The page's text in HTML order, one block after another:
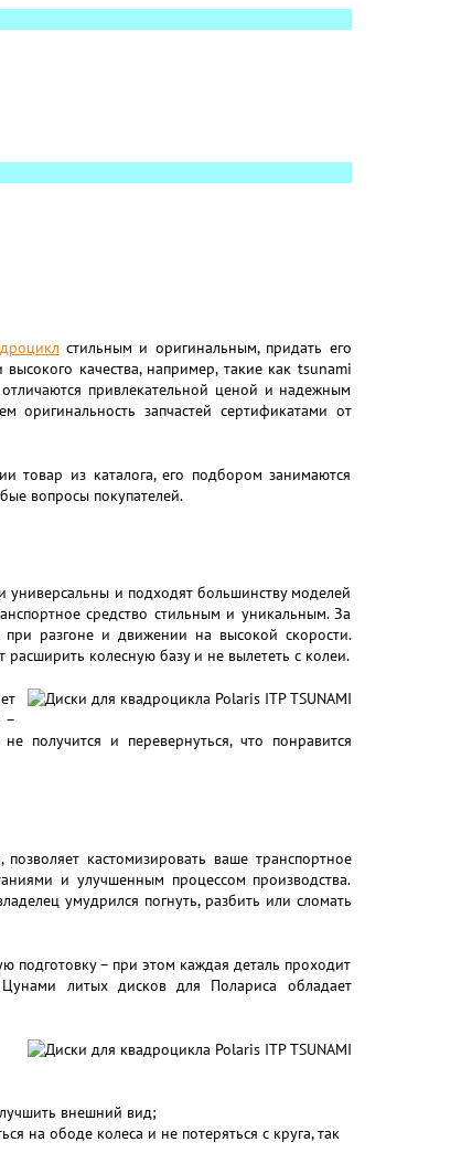
стильным и оригинальным, придать его
качества, например, такие как tsunami
привлекательной ценой и надежным
оригинальность запчастей сертификатами от
товар из каталога, его подбором занимаются
вопросы покупателей.
универсальны и подходят большинству моделей
средство стильным и уникальным. За
при разгоне и движении на высокой скорости.
колесную базу и не вылететь с колеи.
–
получится и перевернуться, что понравится
кастомизировать ваше транспортное
и улучшенным процессом производства.
умудрился погнуть, разбить или сломать
подготовку – при этом каждая деталь проходит
литых дисков для Полариса обладает
внешний вид;
на ободе колеса и не потеряться с круга, так